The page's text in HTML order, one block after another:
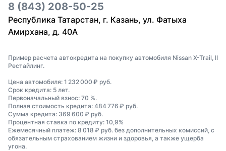
8 (843) 208-50-25
Республика Татарстан, г. Казань, ул. Фатыха
Амирхана, д. 40А
Пример расчета автокредита на покупку автомобиля Nissan X-Trail, II
Рестайлинг.
Цена автомобиля: 1 232 000 ₽ руб.
Срок кредита: 5 лет.
Первоначальный взнос: 70 %.
Полная стоимость кредита: 484 776 ₽ руб.
Сумма кредита: 369 600 ₽ руб.
Процентная ставка по кредиту: 10,9%
Ежемесячный платеж: 8 018 ₽ руб. без дополнительных комиссий, с
обязательным страхованием жизни и здоровья, а также ущерба
угона.